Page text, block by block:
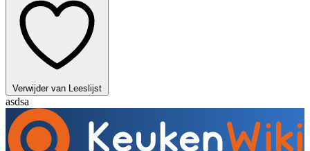
Verwijder van Leeslijst
asdsa